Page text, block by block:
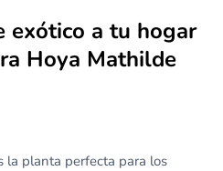
exótico a tu hogar
Hoya Mathilde
la planta perfecta para los